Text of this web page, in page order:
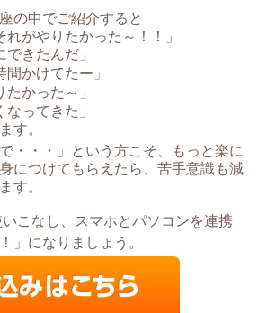
の中でご紹介すると
れがやりたかった～！！」
できたんだ」
間かけてたー」
たかった～」
なってきた」
す。
・・・」という方こそ、もっと楽に
につけてもらえたら、苦手意識も減
す。
こなし、スマホとパソコンを連携
」になりましょう。